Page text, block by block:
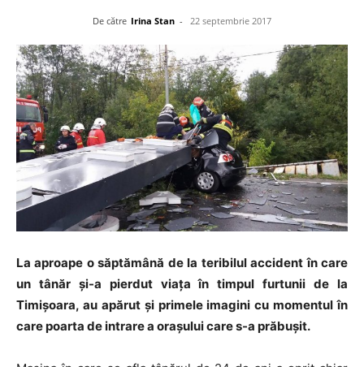
De către Irina Stan - 22 septembrie 2017
La aproape o săptămână de la teribilul accident în care
un tânăr și-a pierdut viața în timpul furtunii de la
Timișoara, au apărut și primele imagini cu momentul în
care poarta de intrare a orașului care s-a prăbușit.